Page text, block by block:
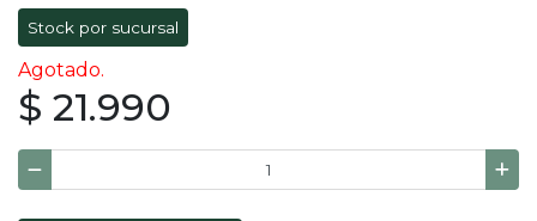
Stock por sucursal
Agotado.
$ 21.990